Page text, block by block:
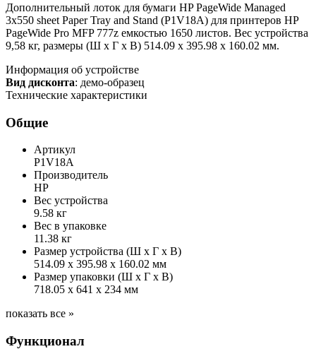
Дополнительный лоток для бумаги HP PageWide Managed
3x550 sheet Paper Tray and Stand (P1V18A) для принтеров HP
PageWide Pro MFP 777z емкостью 1650 листов. Вес устройства
9,58 кг, размеры (Ш x Г x В) 514.09 x 395.98 x 160.02 мм.
Информация об устройстве
Вид дисконта: демо-образец
Технические характеристики
Общие
Артикул
P1V18A
Производитель
HP
Вес устройства
9.58 кг
Вес в упаковке
11.38 кг
Размер устройства (Ш x Г x В)
514.09 x 395.98 x 160.02 мм
Размер упаковки (Ш x Г x В)
718.05 x 641 x 234 мм
показать все »
Функционал